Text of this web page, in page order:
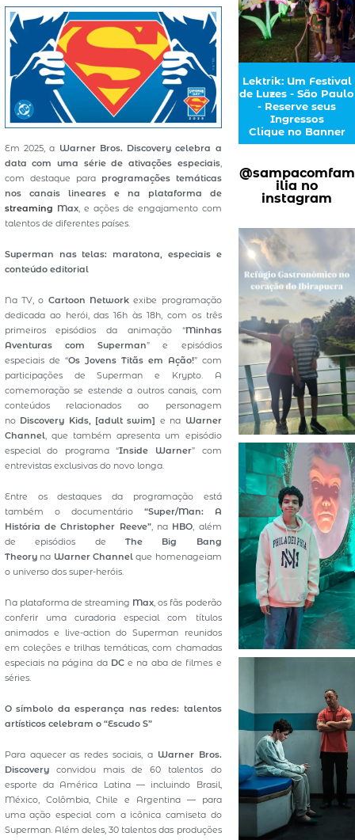
Em 2025, a Warner Bros. Discovery celebra a
data com uma série de ativações especiais,
com destaque para programações temáticas
nos canais lineares e na plataforma de
streaming Max, e ações de engajamento com
talentos de diferentes países.
Superman nas telas: maratona, especiais e
conteúdo editorial
Na TV, o Cartoon Networkexibe programação
dedicada ao herói, das 16h às 18h, com os três
primeiros episódios da animação “Minhas
Aventuras com Superman” e episódios
especiais de “Os Jovens Titãs em Ação!” com
participações de Superman e Krypto. A
comemoração se estende a outros canais, com
conteúdos relacionados ao personagem
no Discovery Kids, [adult swim] e na Warner
Channel, que também apresenta um episódio
especial do programa “Inside Warner” com
entrevistas exclusivas do novo longa.
Entre os destaques da programação está
também o documentário “Super/Man: A
História de Christopher Reeve”, na HBO, além
de episódios de The Big Bang
Theoryna Warner Channelque homenageiam
o universo dos super-heróis.
Na plataforma de streaming Max, os fãs poderão
conferir uma curadoria especial com títulos
animados e live-action do Superman reunidos
em coleções e trilhas temáticas, com chamadas
especiais na página da DCe na aba de filmes e
séries.
O símbolo da esperança nas redes: talentos
artísticos celebram o “Escudo S”
Para aquecer as redes sociais, a Warner Bros.
Discoveryconvidou mais de 60 talentos do
esporte da América Latina — incluindo Brasil,
México, Colômbia, Chile e Argentina — para
uma ação especial com a icônica camiseta do
Superman. Além deles, 30 talentos das produções
Lektrik: Um Festival
de Luzes - São Paulo
- Reserve seus
Ingressos
Clique no Banner
@sampacomfam
ilia no
instagram